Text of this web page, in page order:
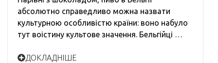
абсолютно справедливо можна назвати
культурною особливістю країни: воно набуло
тут воістину культове значення. Бельгійці …
ДОКЛАДНІШЕ